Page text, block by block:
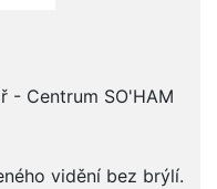
- Centrum SO'HAM
vidění bez brýlí.